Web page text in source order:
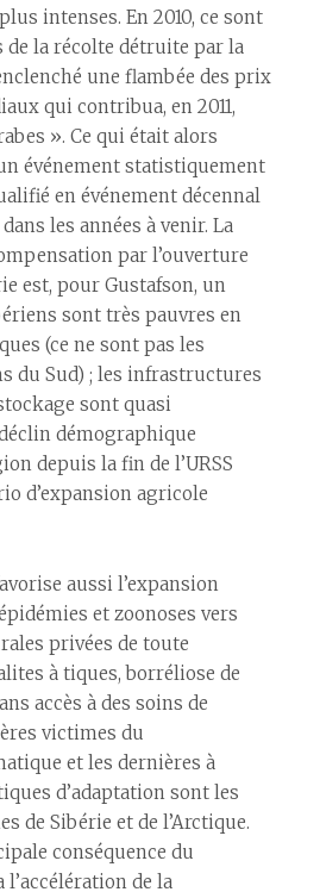
intenses. En 2010, ce sont
de la récolte détruite par la
une flambée des prix
qui contribua, en 2011,
». Ce qui était alors
événement statistiquement
en événement décennal
les années à venir. La
par l’ouverture
est, pour Gustafson, un
sont très pauvres en
(ce ne sont pas les
du Sud) ; les infrastructures
sont quasi
démographique
depuis la fin de l’URSS
d’expansion agricole
aussi l’expansion
et zoonoses vers
privées de toute
à tiques, borréliose de
accès à des soins de
victimes du
et les dernières à
d’adaptation sont les
de Sibérie et de l’Arctique.
conséquence du
de la